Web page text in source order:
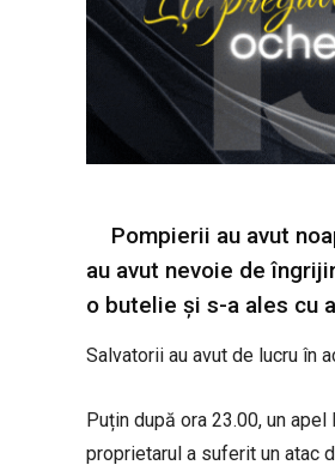
Pompierii au avut
au avut nevoie de
o butelie și s-a ales cu
Salvatorii au avut de lucru în
Puțin după ora 23.00, un
proprietarul a suferit un atac